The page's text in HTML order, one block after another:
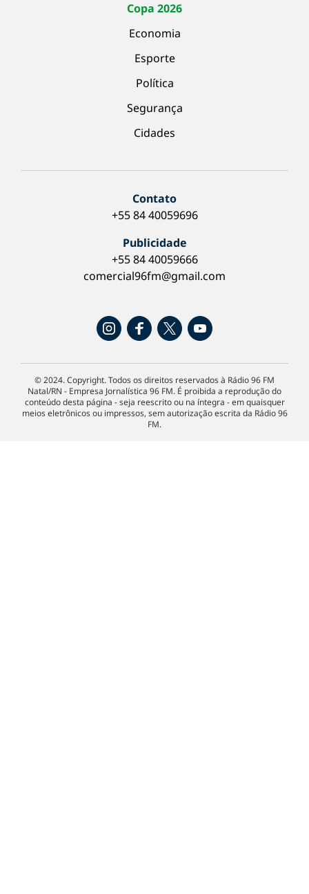
Copa 2026
Economia
Esporte
Política
Segurança
Cidades
Contato
+55 84 40059696
Publicidade
+55 84 40059666
comercial96fm@gmail.com
© 2024. Copyright. Todos os direitos reservados à Rádio 96 FM
Natal/RN - Empresa Jornalística 96 FM. É proibida a reprodução do
conteúdo desta página - seja reescrito ou na íntegra - em quaisquer
meios eletrônicos ou impressos, sem autorização escrita da Rádio 96
FM.